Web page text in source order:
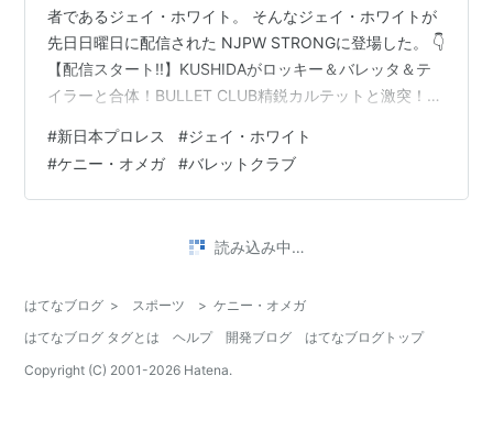
者であるジェイ・ホワイト。 そんなジェイ・ホワイトが
先日日曜日に配信された NJPW STRONGに登場した。 👇
【配信スタート!!】KUSHIDAがロッキー＆バレッタ＆テ
イラーと合体！BULLET CLUB精鋭カルテットと激突！
クエストが“新顔”アヴァロンと激突!新日本プロレスワー
ルドの視聴＆登録は
⇒https://t.co/Mps1PBMkVR#njpwSTRONG #njpwworld
#新日本プロレス #ジェイ・ホワイト
#ケニー・オメガ #バレットクラブ
読み込み中…
はてなブログ > スポーツ > ケニー・オメガ
はてなブログ タグとは
ヘルプ 開発ブログ
はてなブログトップ
Copyright (C) 2001-2026 Hatena.